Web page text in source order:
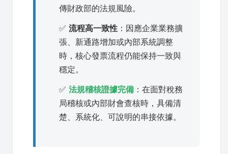
傳財政部的法規風險。
✅ 流程高一致性 ：因應企業業務擴
張、新通路增加或內部系統調整
時，核心發票流程仍能保持一致與
穩定。
✅ 法規稽核證據完備 ：在面對稅務
局稽核或內部財會查核時，具備清
楚、系統化、可說明的串接依據。